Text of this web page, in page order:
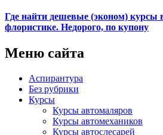
Где найти дешевые (эконом) курсы
флористике. Недорого, по купону
Меню сайта
Аспирантура
Без рубрики
Курсы
Курсы автомаляров
Курсы автомехаников
Курсы автослесарей